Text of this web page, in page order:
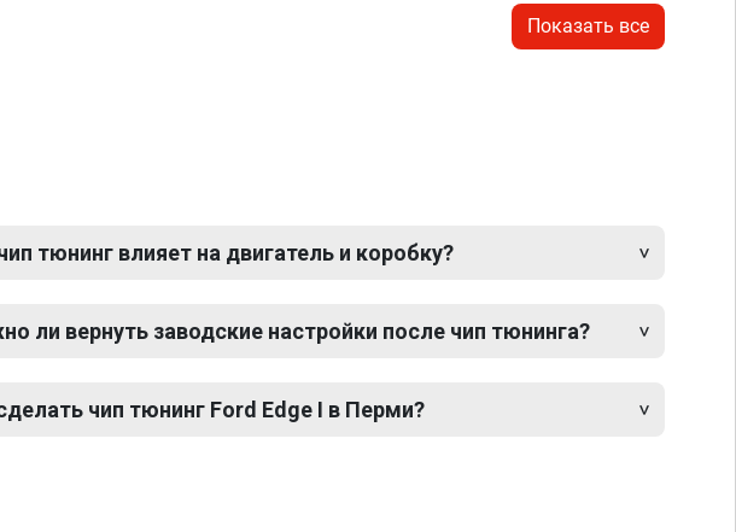
Показать все
тюнинг влияет на двигатель и коробку?
ли вернуть заводские настройки после чип тюнинга?
чип тюнинг Ford Edge I в Перми?